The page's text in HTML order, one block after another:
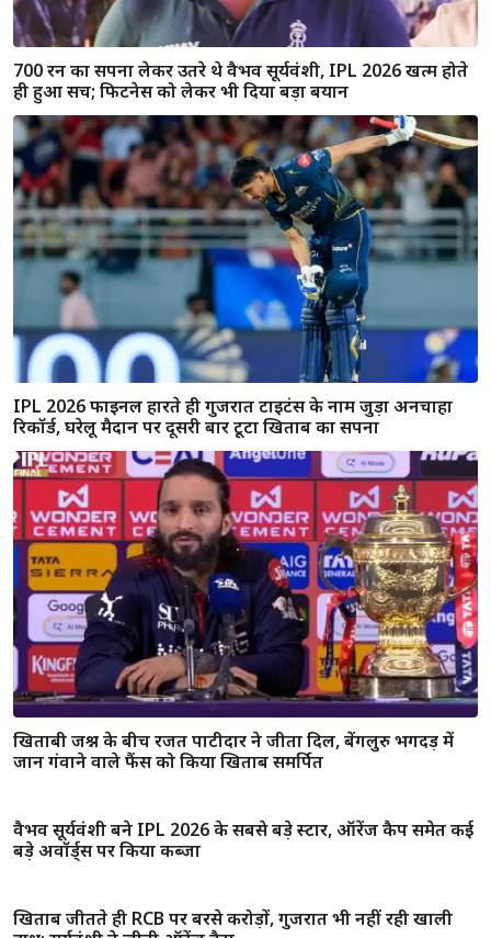
700 रन का सपना लेकर उतरे थे वैभव सूर्यवंशी, IPL 2026 खत्म होते
ही हुआ सच; फिटनेस को लेकर भी दिया बड़ा बयान
IPL 2026 फाइनल हारते ही गुजरात टाइटंस के नाम जुड़ा अनचाहा
रिकॉर्ड, घरेलू मैदान पर दूसरी बार टूटा खिताब का सपना
खिताबी जश्न के बीच रजत पाटीदार ने जीता दिल, बेंगलुरु भगदड़ में
जान गंवाने वाले फैंस को किया खिताब समर्पित